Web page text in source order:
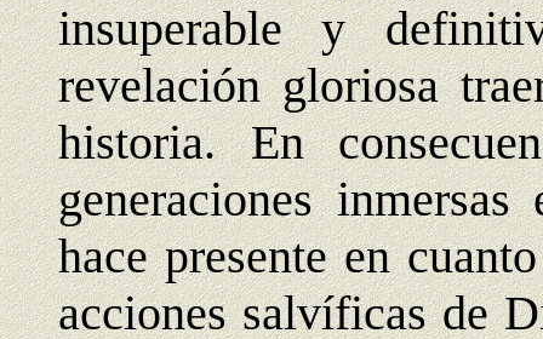
insuperable y
revelación gloriosa
historia. En
generaciones
hace presente en
acciones salvíficas de